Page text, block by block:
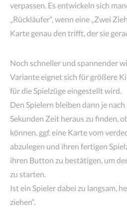
verpassen. Es entwickeln sich
„Rückläufer“, wenn eine „Zwei
Karte genau den trifft, der sie
Noch schneller und spannender
Variante eignet sich für größere
für die Spielzüge eingestellt wird.
Den Spielern bleiben dann je
Sekunden Zeit heraus zu finden,
können, ggf. eine Karte vom
abzulegen und ihren fertigen
ihren Button zu bestätigen, um
zu starten.
Ist ein Spieler dabei zu langsam,
ziehen“.